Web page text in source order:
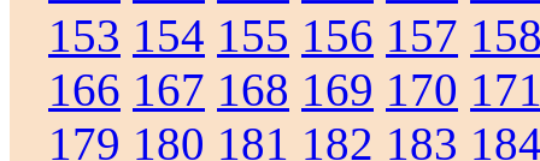
153 154 155 156 157
166 167 168 169 170
179 180 181 182 183